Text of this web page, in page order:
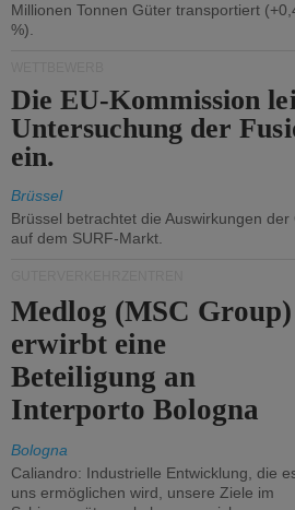
Millionen Tonnen Güter transportiert
%).
Die EU-Kommission
Untersuchung der
ein.
Brüssel
Brüssel betrachtet die Auswirkungen
auf dem SURF-Markt.
Medlog (MSC Group)
erwirbt eine
Beteiligung an
Interporto Bologna
Bologna
Caliandro: Industrielle Entwicklung, die
uns ermöglichen wird, unsere Ziele im